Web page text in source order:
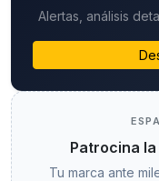
Alertas, análisis
Patrocina
Tu marca ante